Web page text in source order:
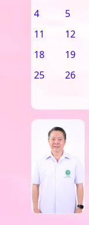
4
5
11
12
18
19
25
26